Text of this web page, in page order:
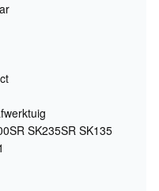
SK235SR SK135